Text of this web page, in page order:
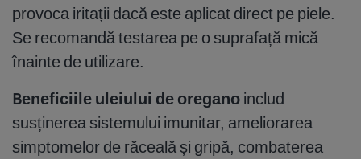
provoca iritații dacă este aplicat direct pe piele.
Se recomandă testarea pe o suprafață mică
înainte de utilizare.
Beneficiile uleiului de oregano includ
susținerea sistemului imunitar, ameliorarea
simptomelor de răceală și gripă, combaterea